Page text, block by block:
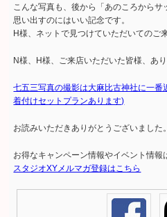
こんな写真も、後から「あのころからサ
思い出すのにはいい記念です。
H様、ネットで見つけていただいてのご
N様、H様、ご来店いただいた皆様、あ
七五三写真の撮影は大麻比古神社に一
着付けセットプランあります)
お読みいただきありがとうございました。
お得なキャンペーン情報やイベント情報
スタジオXYメルマガ登録はこちら